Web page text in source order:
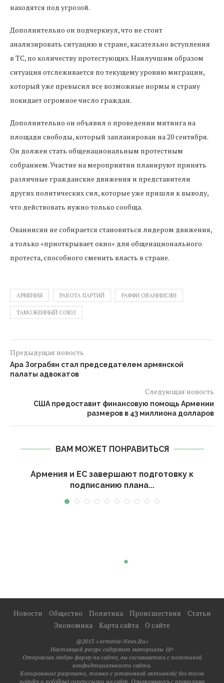
находятся под угрозой.
Дополнительно он подчеркнул, что не стоит
анализировать ситуацию в стране, касательно вступления
в ТС, по количеству протестующих. Наилучшим образом
ситуация отслеживается по текущему уровню миграции,
который уже превысил все возможные нормы и страну
покидает огромное число граждан.
Дополнительно он объявил о проведении митинга на
площади свободы, который запланирован на 20 сентября.
Он должен стать общенациональным протестным
собранием. Участие на мероприятии планируют принять
различные гражданские движения и представители
других политических сил, которые уже пришли к выводу,
что действовать нужно только сообща.
Ованнисян не собирается становиться лидером движения,
а только «приоткрывает окно» для общенационального
протеста, способного сменить власть в стране.
АРМЕНИЯ РАБОТА ПАРТИЙ РАФФИ ОВАННИСЯН
ТАМОЖЕННЫЙ СОЮЗ
Предыдущая новость
Ара Зограбян стал председателем армянской
палаты адвокатов
Следующая новость
США предоставит финансовую помощь Армении
размеров в 43 миллиона долларов
ВАМ МОЖЕТ ПОНРАВИТЬСЯ
Армения и ЕС завершают подготовку к
подписанию плана...
Новости Общество Политика Происшествия
Статьи
Экономика
Карта сайта О сайте
@2013 «Armenia-News.Ru»
Настоящий ресурс содержит материалы 18+
Отправляя любую форму на сайте, вы соглашаетесь с политикой
конфиденциальности сайта.
Копирование разрешено, только с установкой активной( без тегов
noindex и nofollow) гиперссылки на сайт. Ознакомьтесь с правилами